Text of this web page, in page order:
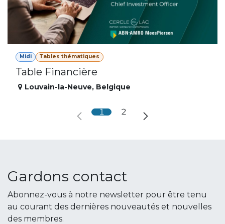
Midi Tables thématiques
Table Financière
Louvain-la-Neuve, Belgique
1 2
Gardons contact
Abonnez-vous à notre newsletter pour être tenu
au courant des dernières nouveautés et nouvelles
des membres.